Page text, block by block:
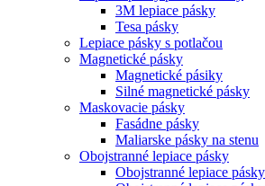
3M lepiace pásky
Tesa pásky
Lepiace pásky s potlačou
Magnetické pásky
Magnetické pásiky
Silné magnetické pásky
Maskovacie pásky
Fasádne pásky
Maliarske pásky na stenu
Obojstranné lepiace pásky
Obojstranné lepiace